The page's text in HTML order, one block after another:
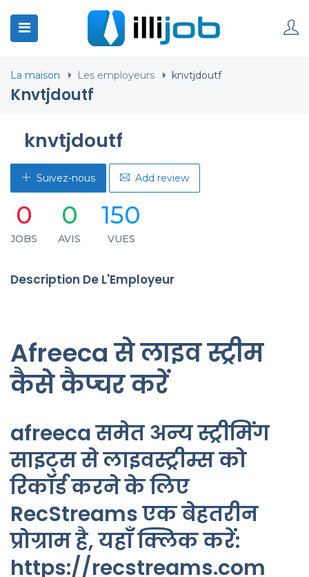
La maison Les employeurs knvtjdoutf
Knvtjdoutf
knvtjdoutf
Suivez-nous Add review
0
JOBS
0
AVIS
150
VUES
Description De L'Employeur
Afreeca से लाइव स्ट्रीम
कैसे कैप्चर करें
afreeca समेत अन्य स्ट्रीमिंग
साइट्स से लाइवस्ट्रीम्स को
रिकॉर्ड करने के लिए
RecStreams एक बेहतरीन
प्रोग्राम है, यहाँ क्लिक करें:
https://recstreams.com